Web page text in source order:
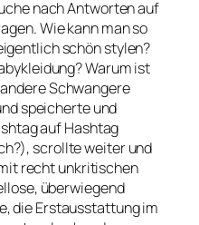
nach Antworten auf
Wie kann man so
schön stylen?
Warum ist
Schwangere
speicherte und
auf Hashtag
scrollte weiter und
recht unkritischen
überwiegend
die Erstausstattung im